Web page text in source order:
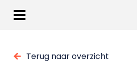
Terug naar overzicht